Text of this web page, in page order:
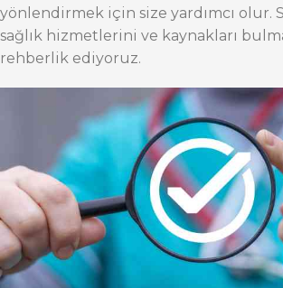
yönlendirmek için size yardımcı olur.
sağlık hizmetlerini ve kaynakları
rehberlik ediyoruz.